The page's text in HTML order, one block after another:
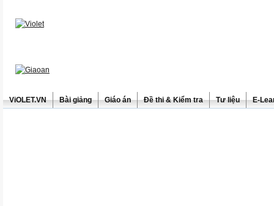
ViOLET.VN Bài giảng Giáo án Đề thi & Kiểm tra Tư liệu E-